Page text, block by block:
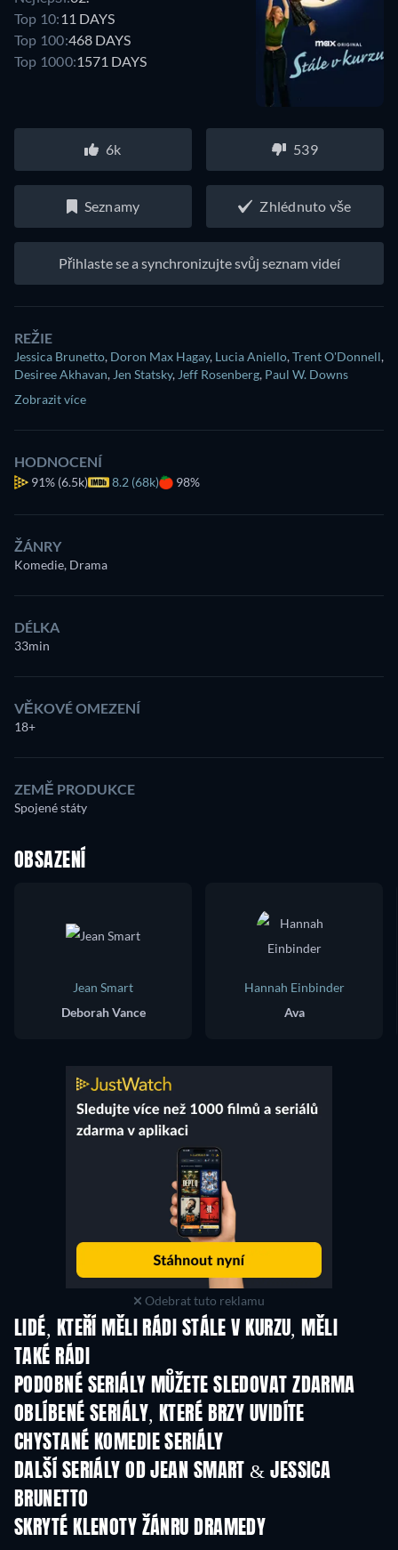
Top 10: 11 DAYS
Top 100:468 DAYS
Top 1000:1571 DAYS
6k 539
Seznamy Zhlédnuto vše
Přihlaste se a synchronizujte svůj seznam videí
REŽIE
Jessica Brunetto, Doron Max Hagay, Lucia Aniello,Trent O'Donnell,
Desiree Akhavan, Jen Statsky, Jeff Rosenberg, Paul W. Downs
Zobrazit více
HODNOCENÍ
91% (6.5k) 8.2 (68k) 98%
ŽÁNRY
Komedie, Drama
DÉLKA
33min
VĚKOVÉ OMEZENÍ
18+
ZEMĚ PRODUKCE
Spojené státy
OBSAZENÍ
Jean Smart
Deborah Vance
Hannah Einbinder
Ava
Odebrat tuto reklamu
LIDÉ, KTEŘÍ MĚLI RÁDI STÁLE V KURZU, MĚLI
TAKÉ RÁDI
PODOBNÉ SERIÁLY MŮŽETE SLEDOVAT ZDARMA
TV TV
OBLÍBENÉ SERIÁLY, KTERÉ BRZY UVIDÍTE
TV TV
CHYSTANÉ KOMEDIE SERIÁLY
Řada 6
DALŠÍ SERIÁLY OD JEAN SMART & JESSICA
BRUNETTO
SKRYTÉ KLENOTY ŽÁNRU DRAMEDYTV